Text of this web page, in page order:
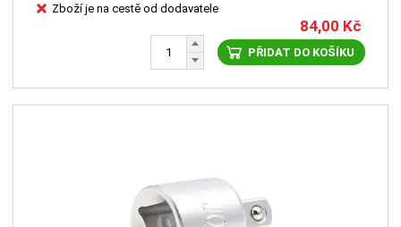
Zboží je na cestě od dodavatele
84,00 Kč
PŘIDAT DO KOŠÍKU